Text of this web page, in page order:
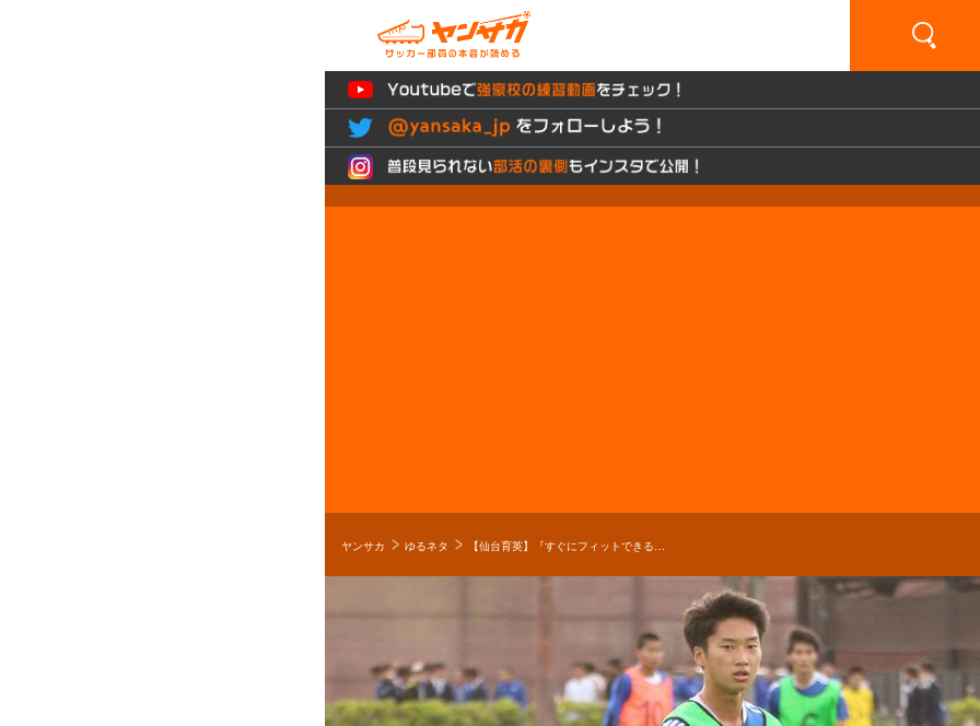
ヤンサカ ゆるネタ 【仙台育英】『すぐにフィットできると思った』選手権で活躍する夢を持つ小坂城太郎が仙台育英を選んだ理由は？【進路】